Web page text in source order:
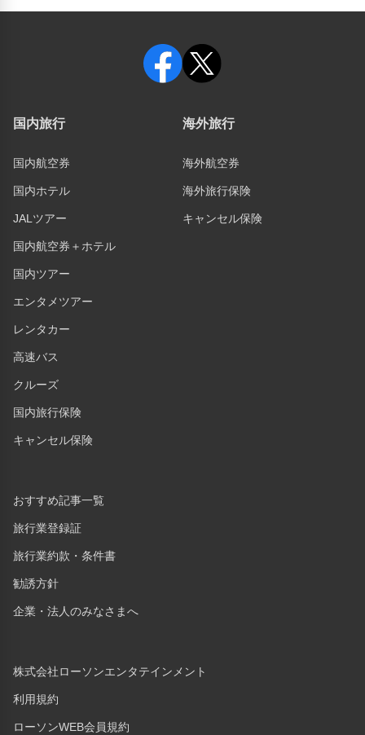
国内旅行
国内航空券
国内ホテル
JALツアー
国内航空券＋ホテル
国内ツアー
エンタメツアー
レンタカー
高速バス
クルーズ
国内旅行保険
キャンセル保険
海外旅行
海外航空券
海外旅行保険
キャンセル保険
おすすめ記事一覧
旅行業登録証
旅行業約款・条件書
勧誘方針
企業・法人のみなさまへ
株式会社ローソンエンタテインメント
利用規約
ローソンWEB会員規約